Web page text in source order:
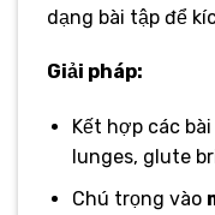
dạng bài tập để
Giải pháp:
Kết hợp các
lunges, glute
Chú trọng vào